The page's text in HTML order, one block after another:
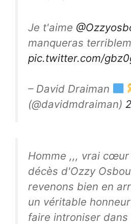
Je t'aime
manqueras
pic.twitter.com/
– David Draiman
(@davidmdraiman)
Homme ,,, vrai
décès d'Ozzy
revenons bien en
un véritable
faire introniser dans